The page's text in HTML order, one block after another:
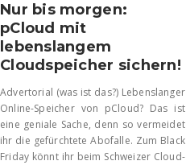
Nur bis morgen:
pCloud mit
lebenslangem
Cloudspeicher sichern!
Advertorial (was ist das?) Lebenslanger
Online-Speicher von pCloud? Das ist
eine geniale Sache, denn so vermeidet
ihr die gefürchtete Abofalle. Zum Black
Friday könnt ihr beim Schweizer Cloud-